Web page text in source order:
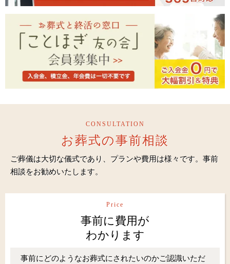
CONSULTATION
お葬式の事前相談
ご葬儀は大切な儀式であり、プランや費用は様々です。事前
相談をお勧めいたします。
Price
事前に費用が
わかります
事前にどのようなお葬式にされたいのかご認識いただ